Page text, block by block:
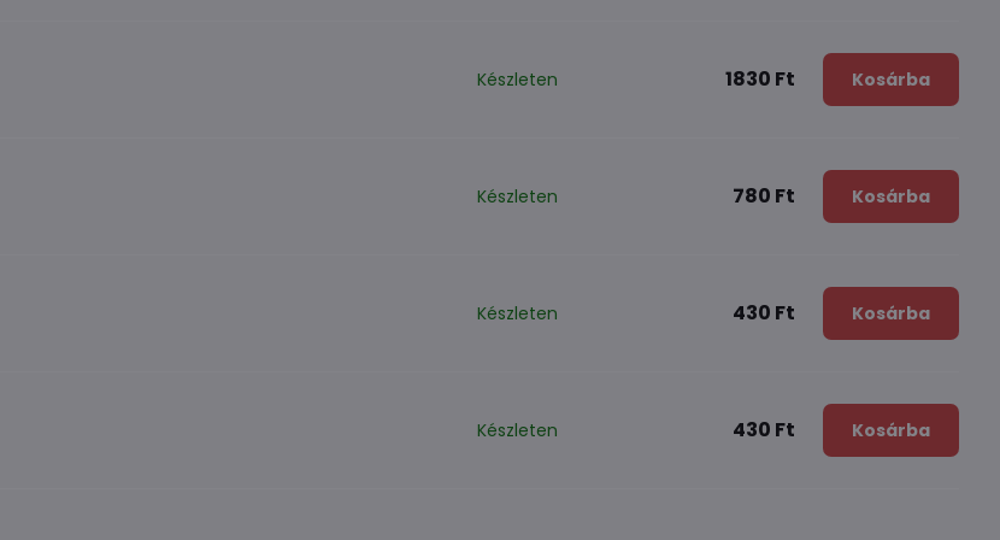
Készleten 1830 Ft Kosárba
Készleten 780 Ft Kosárba
Készleten 430 Ft Kosárba
Készleten 430 Ft Kosárba